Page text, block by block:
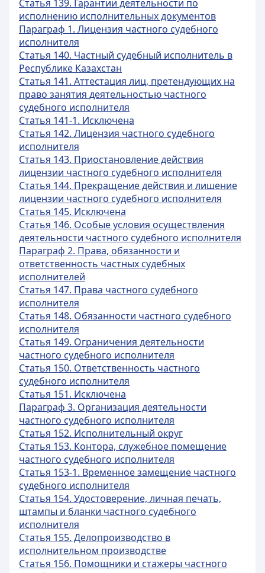
Статья 139. Гарантии деятельности по
исполнению исполнительных документов
Параграф 1. Лицензия частного судебного
исполнителя
Статья 140. Частный судебный исполнитель в
Республике Казахстан
Статья 141. Аттестация лиц, претендующих на
право занятия деятельностью частного
судебного исполнителя
Статья 141-1. Исключена
Статья 142. Лицензия частного судебного
исполнителя
Статья 143. Приостановление действия
лицензии частного судебного исполнителя
Статья 144. Прекращение действия и лишение
лицензии частного судебного исполнителя
Статья 145. Исключена
Статья 146. Особые условия осуществления
деятельности частного судебного исполнителя
Параграф 2. Права, обязанности и
ответственность частных судебных
исполнителей
Статья 147. Права частного судебного
исполнителя
Статья 148. Обязанности частного судебного
исполнителя
Статья 149. Ограничения деятельности
частного судебного исполнителя
Статья 150. Ответственность частного
судебного исполнителя
Статья 151. Исключена
Параграф 3. Организация деятельности
частного судебного исполнителя
Статья 152. Исполнительный округ
Статья 153. Контора, служебное помещение
частного судебного исполнителя
Статья 153-1. Временное замещение частного
судебного исполнителя
Статья 154. Удостоверение, личная печать,
штампы и бланки частного судебного
исполнителя
Статья 155. Делопроизводство в
исполнительном производстве
Статья 156. Помощники и стажеры частного